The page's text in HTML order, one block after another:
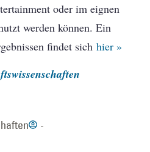
oder im eignen
werden können. Ein
findet sichhier »
-